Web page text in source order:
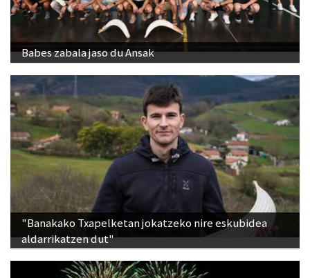
Babes zabala jaso du Ansak
"Banakako Txapelketan jokatzeko nire eskubidea
aldarrikatzen dut"